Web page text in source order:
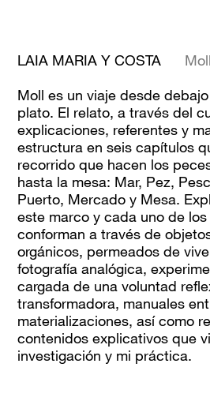
LAIA MARIA Y COSTA Moll
Moll es un viaje desde
plato. El relato, a través del
explicaciones, referentes y
estructura en seis capítulos
recorrido que hacen los
hasta la mesa: Mar, Pez,
Puerto, Mercado y Mesa.
este marco y cada uno de
conforman a través de
orgánicos, permeados de
fotografía analógica,
cargada de una voluntad
transformadora, manuales
materializaciones, así como
contenidos explicativos que
investigación y mi práctica.